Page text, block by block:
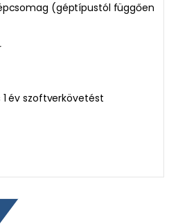
(géptípustól függően
1 év szoftverkövetést